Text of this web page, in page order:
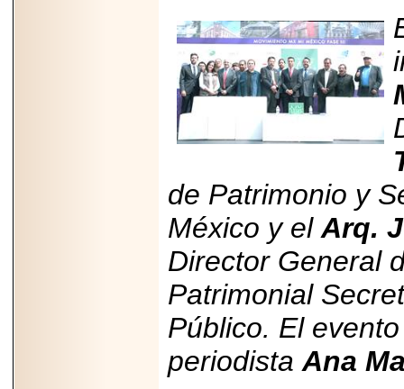
de Patrimonio y
México y el Arq.
Director General
Patrimonial
Público. El
periodista Ana